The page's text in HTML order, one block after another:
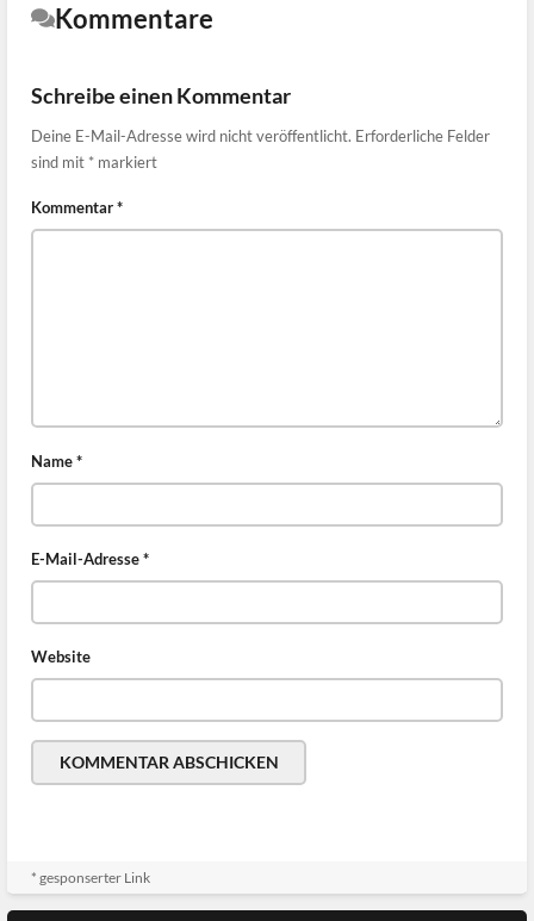
Kommentare
Schreibe einen Kommentar
Deine E-Mail-Adresse wird nicht veröffentlicht. Erforderliche Felder
sind mit * markiert
Kommentar*
Name*
E-Mail-Adresse*
Website
* gesponserter Link